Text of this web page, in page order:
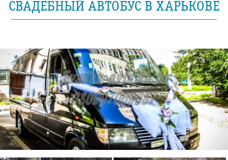
СВАДЕБНЫЙ АВТОБУС В ХАРЬКОВЕ